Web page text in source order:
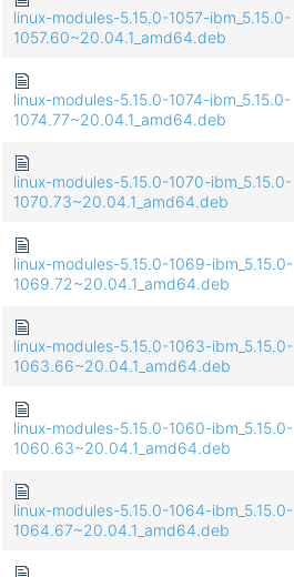
linux-modules-5.15.0-1057-ibm_5.15.0-
1057.60~20.04.1_amd64.deb
linux-modules-5.15.0-1074-ibm_5.15.0-
1074.77~20.04.1_amd64.deb
linux-modules-5.15.0-1070-ibm_5.15.0-
1070.73~20.04.1_amd64.deb
linux-modules-5.15.0-1069-ibm_5.15.0-
1069.72~20.04.1_amd64.deb
linux-modules-5.15.0-1063-ibm_5.15.0-
1063.66~20.04.1_amd64.deb
linux-modules-5.15.0-1060-ibm_5.15.0-
1060.63~20.04.1_amd64.deb
linux-modules-5.15.0-1064-ibm_5.15.0-
1064.67~20.04.1_amd64.deb